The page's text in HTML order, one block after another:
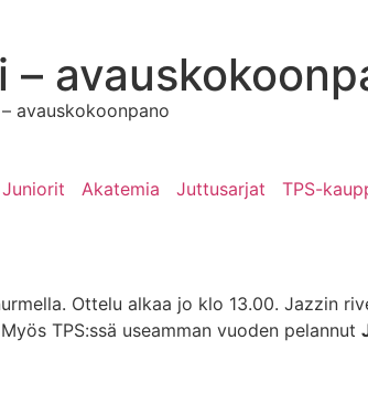
Juniorit Akatemia Juttusarjat TPS-
avauskokoonpano
Ottelu alkaa jo klo 13.00. Jazzin
TPS:ssä useamman vuoden pelannut